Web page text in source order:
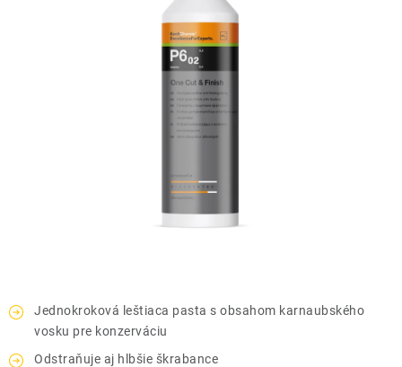
Jednokroková leštiaca pasta s obsahom karnaubského
vosku pre konzerváciu
Odstraňuje aj hlbšie škrabance